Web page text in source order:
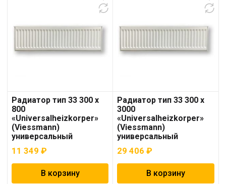
Радиатор тип 33 300 x
800
«Universalheizkorper»
(Viessmann)
универсальный
11 349 ₽
В корзину
Радиатор тип 33 300 x
3000
«Universalheizkorper»
(Viessmann)
универсальный
29 406₽
В корзину